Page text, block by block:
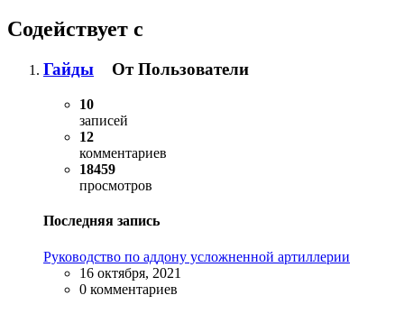
Содействует с
Гайды От Пользователи
10
записей
12
комментариев
18459
просмотров
Последняя запись
Руководство по аддону усложненной артиллерии
16 октября, 2021
0 комментариев